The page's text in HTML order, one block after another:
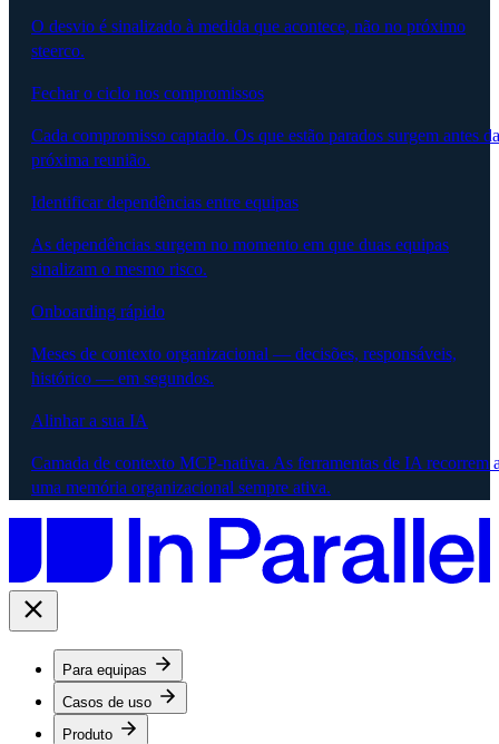
O desvio é sinalizado à medida que acontece, não no próximo
steerco.
Fechar o ciclo nos compromissos
Cada compromisso captado. Os que estão parados surgem antes da
próxima reunião.
Identificar dependências entre equipas
As dependências surgem no momento em que duas equipas
sinalizam o mesmo risco.
Onboarding rápido
Meses de contexto organizacional — decisões, responsáveis,
histórico — em segundos.
Alinhar a sua IA
Camada de contexto MCP-nativa. As ferramentas de IA recorrem
uma memória organizacional sempre ativa.
Para equipas
Casos de uso
Produto